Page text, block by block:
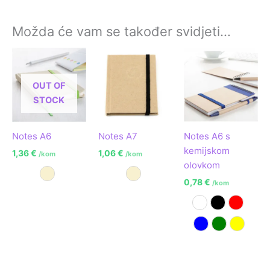
Možda će vam se također svidjeti…
OUT OF
STOCK
Notes A6
1,36€ /kom
Prirodna
Notes A7
1,06€ /kom
Prirodna
Notes A6 s
kemijskom
olovkom
0,78€ /kom
BijelaCrnaCrvena
PlavaZelena
Žuta